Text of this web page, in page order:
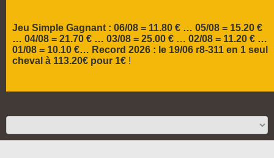
Jeu Simple Gagnant : 06/08 = 11.80 € … 05/08 = 15.20 €
… 04/08 = 21.70 € … 03/08 = 25.00 € … 02/08 = 11.20 € …
01/08 = 10.10 €… Record 2026 : le 19/06 r8-311 en 1 seul
cheval à 113.20€ pour 1€ !